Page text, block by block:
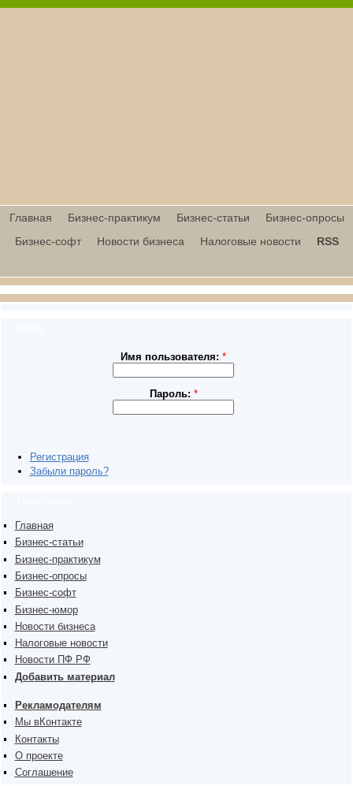
Главная Бизнес-практикум Бизнес-статьи
Бизнес-опросы
Бизнес-софт
Новости бизнеса Налоговые новости RSS
Имя пользователя:*
Пароль: *
Регистрация
Забыли пароль?
Главная
Бизнес-статьи
Бизнес-практикум
Бизнес-опросы
Бизнес-софт
Бизнес-юмор
Новости бизнеса
Налоговые новости
Новости ПФ РФ
Добавить материал
Рекламодателям
Мы вКонтакте
Контакты
О проекте
Соглашение